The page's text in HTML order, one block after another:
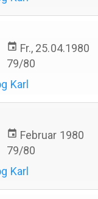
event Fr., 25.04.1980
79/80
Karl
event Februar 1980
79/80
Karl